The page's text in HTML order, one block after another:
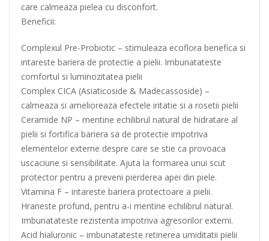
care calmeaza pielea cu disconfort.
Beneficii:
Complexul Pre-Probiotic – stimuleaza ecoflora benefica si
intareste bariera de protectie a pielii. Imbunatateste
comfortul si luminozitatea pielii
Complex CICA (Asiaticoside & Madecassoside) –
calmeaza si amelioreaza efectele iritatie si a rosetii pielii
Ceramide NP – mentine echilibrul natural de hidratare al
pielii si fortifica bariera sa de protectie impotriva
elementelor externe despre care se stie ca provoaca
uscaciune si sensibilitate. Ajuta la formarea unui scut
protector pentru a preveni pierderea apei din piele.
Vitamina F – intareste bariera protectoare a pielii.
Hraneste profund, pentru a-i mentine echilibrul natural.
Imbunatateste rezistenta impotriva agresorilor externi.
Acid hialuronic – imbunatateste retinerea umiditatii pielii